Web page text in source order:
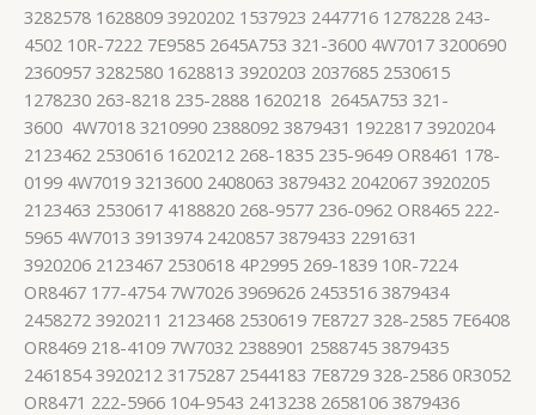
3282578 1628809 3920202 1537923 2447716 1278228 243-
4502 10R-7222 7E9585 2645A753 321-3600 4W7017 3200690
2360957 3282580 1628813 3920203 2037685 2530615
1278230 263-8218 235-2888 1620218 2645A753 321-
3600 4W7018 3210990 2388092 3879431 1922817 3920204
2123462 2530616 1620212 268-1835 235-9649 OR8461 178-
0199 4W7019 3213600 2408063 3879432 2042067 3920205
2123463 2530617 4188820 268-9577 236-0962 OR8465 222-
5965 4W7013 3913974 2420857 3879433 2291631
3920206 2123467 2530618 4P2995 269-1839 10R-7224
OR8467 177-4754 7W7026 3969626 2453516 3879434
2458272 3920211 2123468 2530619 7E8727 328-2585 7E6408
OR8469 218-4109 7W7032 2388901 2588745 3879435
2461854 3920212 3175287 2544183 7E8729 328-2586 0R3052
OR8471 222-5966 104-9543 2413238 2658106 3879436